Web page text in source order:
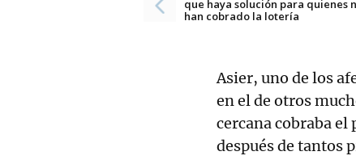
que haya solución para quienes
han cobrado la lotería
Asier, uno de los
en el de otros
cercana cobraba
después de tantos